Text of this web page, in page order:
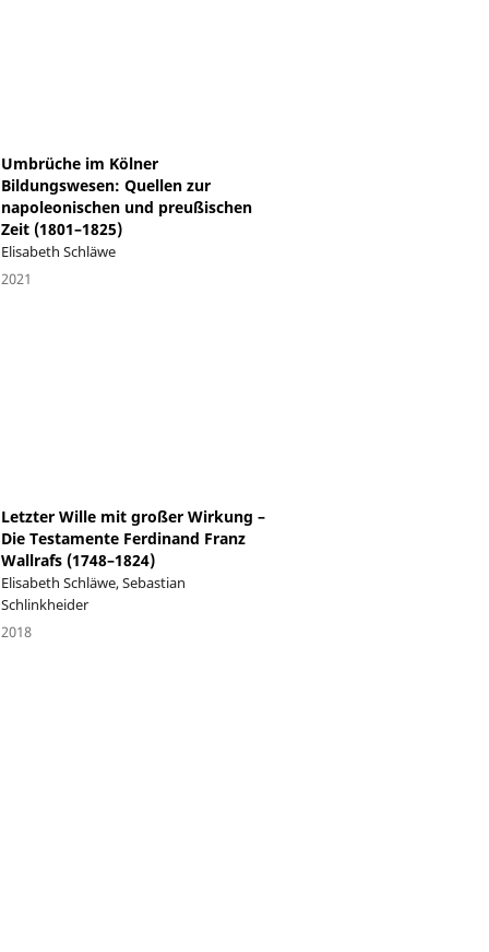
Umbrüche im Kölner
Bildungswesen: Quellen zur
napoleonischen und preußischen
Zeit (1801–1825)
Elisabeth Schläwe
2021
Letzter Wille mit großer Wirkung –
Die Testamente Ferdinand Franz
Wallrafs (1748–1824)
Elisabeth Schläwe, Sebastian
Schlinkheider
2018